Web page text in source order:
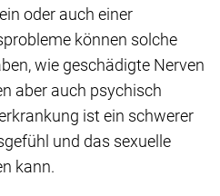
oder auch einer
können solche
wie geschädigte Nerven
aber auch psychisch
ist ein schwerer
und das sexuelle
kann.